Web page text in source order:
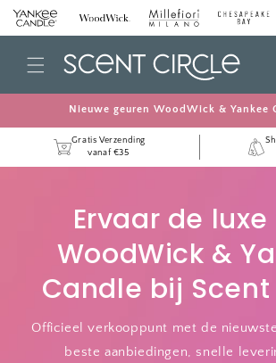
NAAR DE
Nieuwe geuren WoodWick & Yankee
Gratis Verzending
vanaf €35
Ervaar de
WoodWick &
Candle bij
Officieel verkooppunt met de
beste aanbiedingen, snelle